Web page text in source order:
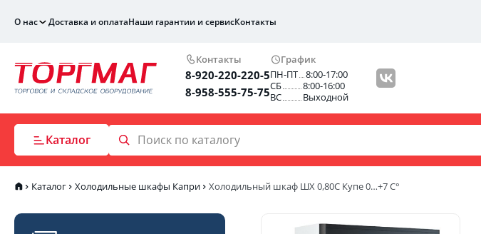
О нас Доставка и оплатаНаши гарантии и сервисКонтакты
Контакты
8-920-220-220-5
8-958-555-75-75
График
ПН-ПТ
8:00-17:00
СБ
8:00-16:00
ВС
Выходной
Каталог
Каталог Холодильные шкафы Капри Холодильный шкаф ШХ 0,80С Купе 0…+7 C°